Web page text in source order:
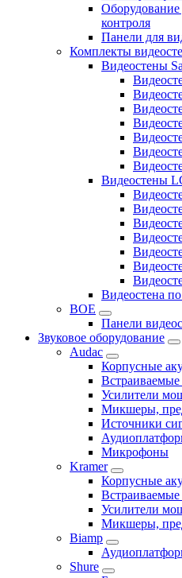
Оборудование
контроля
Панели для
Комплекты
Видеостены
Видеостены
Видеостена
BOE
Панели
Звуковое оборудование
Audac
Корпусные
Встраиваемые
Усилители
Микшеры,
Источники
Микрофоны
Kramer
Корпусные
Встраиваемые
Усилители
Микшеры,
Biamp
Shure